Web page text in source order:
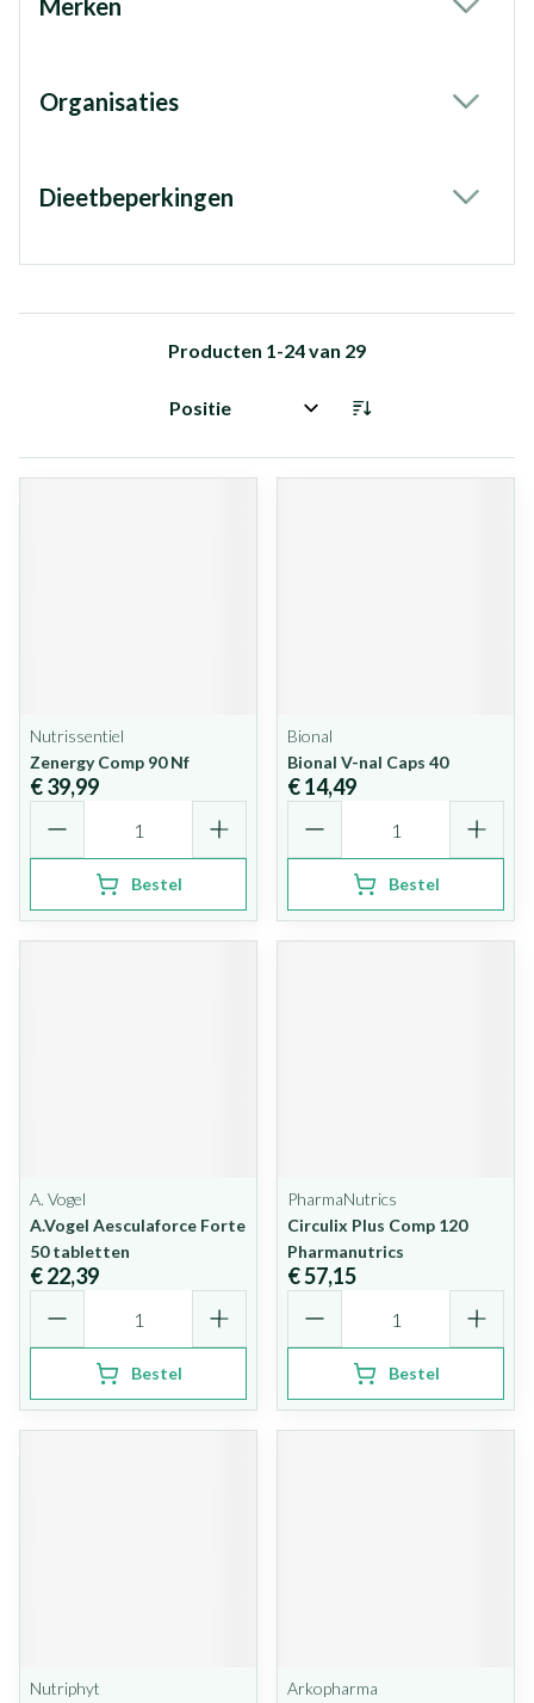
Merken
Organisaties
Dieetbeperkingen
Producten 1-24van 29
Sorteer op:
Nutrissentiel
Zenergy Comp 90 Nf
€ 39,99
Bestel
Bional
Bional V-nal Caps 40
€ 14,49
Bestel
A. Vogel
A.Vogel Aesculaforce Forte
50 tabletten
€ 22,39
Bestel
PharmaNutrics
Circulix Plus Comp 120
Pharmanutrics
€ 57,15
Bestel
Nutriphyt
Arkopharma